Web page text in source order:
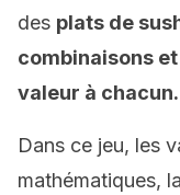
des plats de
combinaisons
valeur à chacun.
Dans ce jeu, les
mathématiques,